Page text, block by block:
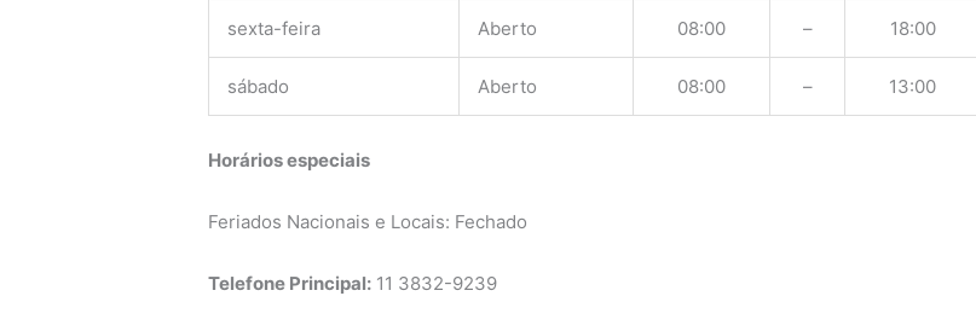
sexta-feira Aberto 08:00 – 18:00
sábado Aberto 08:00 – 13:00
Horários especiais
Feriados Nacionais e Locais: Fechado
Telefone Principal: 11 3832-9239